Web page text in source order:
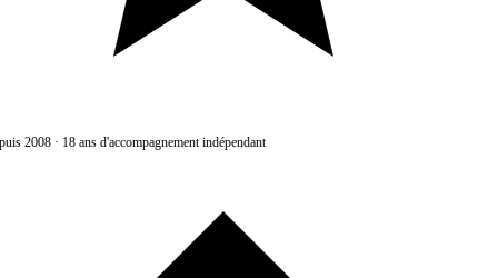
2008·18 ans d'accompagnement indépendant